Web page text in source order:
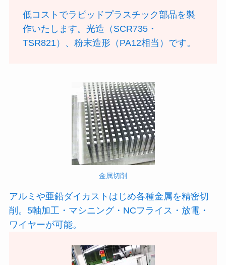
低コストでラピッドプラスチック部品を製
作いたします。光造（SCR735・
TSR821）、粉末造形（PA12相当）です。
金属切削
アルミや亜鉛ダイカストはじめ各種金属を精密切
削。5軸加工・マシニング・NCフライス・放電・
ワイヤーが可能。